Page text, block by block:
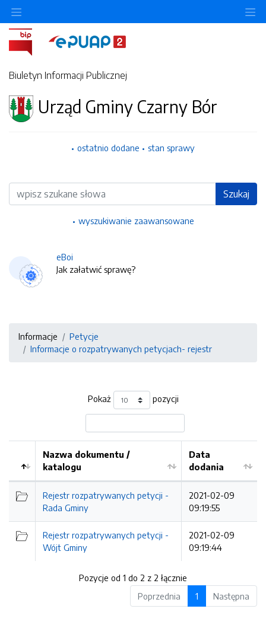
Biuletyn Informacji Publicznej
Urząd Gminy Czarny Bór
ostatnio dodane stan sprawy
Wyszukiwarka Szukaj
wyszukiwanie zaawansowane
eBoi
Jak załatwić sprawę?
Informacje
Petycje
Informacje o rozpatrywanych petycjach- rejestr
Pokaż pozycji
Kolejność
Nazwa dokumentu /
katalogu
Data
dodania
Rejestr rozpatrywanych petycji -
Rada Gminy
2021-02-09
09:19:55
Rejestr rozpatrywanych petycji -
Wójt Gminy
2021-02-09
09:19:44
Pozycje od 1 do 2 z 2 łącznie
Poprzednia
1 Następna